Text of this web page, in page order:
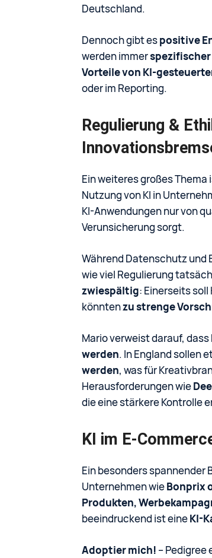
Deutschland.
Dennoch gibt espositive
werden immer
Vorteile von KI-
oder im Reporting.
Regulierung &
Ein weiteres großes Thema
Nutzung von KI in
KI-Anwendungen nur von
Verunsicherung sorgt.
Während Datenschutz und
wie viel Regulierung
zwiespältig: Einerseits soll
könntenzu strenge
Mario verweist darauf, dass
werden. In England sollen
werden, was für
Herausforderungen wie
die eine stärkere Kontrolle
KI im E-
Ein besonders spannender
Unternehmen wieBonprix
Produkten,
beeindruckend ist eineKI-
Adoptier mich! – Pedigree